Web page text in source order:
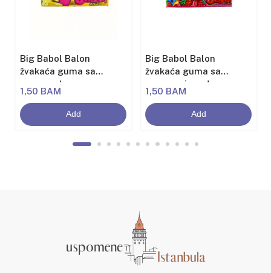
Big Babol Balon
žvakaća guma sa
aromom banane
1,50 BAM
Add
Big Babol Balon
žvakaća guma sa
aromom jagode
1,50 BAM
Add